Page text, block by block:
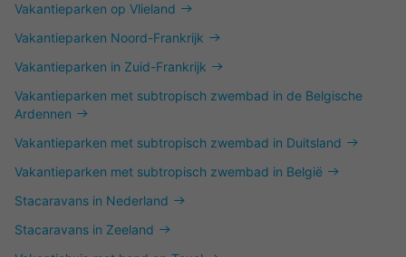
Vakantieparken op Vlieland
Vakantieparken Noord-Frankrijk
Vakantieparken in Zuid-Frankrijk
Vakantieparken met subtropisch zwembad in de Belgische
Ardennen
Vakantieparken met subtropisch zwembad in Duitsland
Vakantieparken met subtropisch zwembad in België
Stacaravans in Nederland
Stacaravans in Zeeland